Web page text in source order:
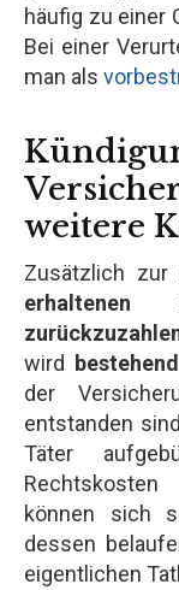
häufig zu einer
Bei einer
man als
weitere
Zusätzlich zur
erhaltenen
wird
der
entstanden
Täter
können sich
dessen
eigentlichen